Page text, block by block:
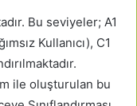
Bu seviyeler; A1
Kullanıcı), C1
ile oluşturulan bu